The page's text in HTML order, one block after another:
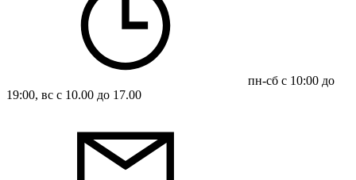
пн-сб с 10:00 до
19:00, вс с 10.00 до 17.00